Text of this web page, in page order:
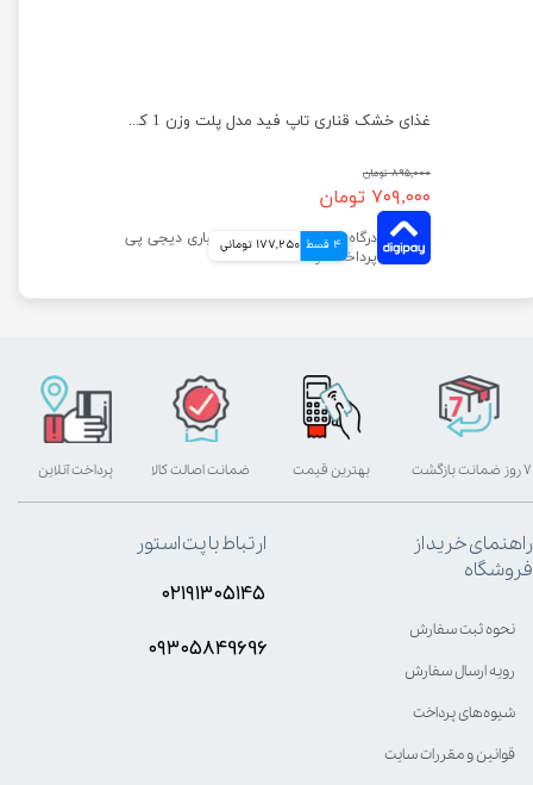
غذای خشک قناری تاپ فید مدل پلت وزن 1 کیلوگرم
۸۹۵,۰۰۰ تومان
۷۰۹,۰۰۰ تومان
4 قسط 177,250 تومانی
بهترین قیمت پرداخت آنلاین ۷ روز ضمانت بازگشت ضمانت اصالت کالا
راهنمای خرید از
فروشگاه
نحوه ثبت سفارش
رویه ارسال سفارش
شیوه‌های پرداخت
قوانین و مقررات سایت
ارتباط با پت استور
۰۲۱۹۱۳۰۵۱۴۵
۰۹۳۰۵8۴9696